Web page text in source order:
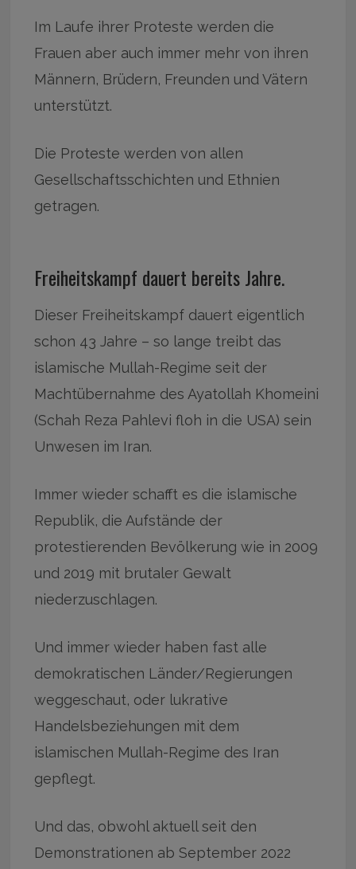
Im Laufe ihrer Proteste werden die
Frauen aber auch immer mehr von ihren
Männern, Brüdern, Freunden und Vätern
unterstützt.
Die Proteste werden von allen
Gesellschaftsschichten und Ethnien
getragen.
Freiheitskampf dauert bereits Jahre.
Dieser Freiheitskampf dauert eigentlich
schon 43 Jahre – so lange treibt das
islamische Mullah-Regime seit der
Machtübernahme des Ayatollah Khomeini
(Schah Reza Pahlevi floh in die USA) sein
Unwesen im Iran.
Immer wieder schafft es die islamische
Republik, die Aufstände der
protestierenden Bevölkerung wie in 2009
und 2019 mit brutaler Gewalt
niederzuschlagen.
Und immer wieder haben fast alle
demokratischen Länder/Regierungen
weggeschaut, oder lukrative
Handelsbeziehungen mit dem
islamischen Mullah-Regime des Iran
gepflegt.
Und das, obwohl aktuell seit den
Demonstrationen ab September 2022